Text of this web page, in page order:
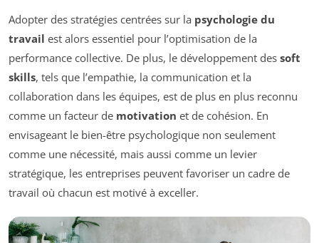
Adopter des stratégies centrées sur la psychologie du
travail est alors essentiel pour l’optimisation de la
performance collective. De plus, le développement des soft
skills, tels que l’empathie, la communication et la
collaboration dans les équipes, est de plus en plus reconnu
comme un facteur de motivation et de cohésion. En
envisageant le bien-être psychologique non seulement
comme une nécessité, mais aussi comme un levier
stratégique, les entreprises peuvent favoriser un cadre de
travail où chacun est motivé à exceller.